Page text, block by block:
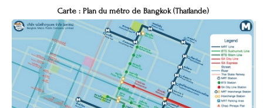
Carte : Plan du métro de Bangkok (Thaïlande)